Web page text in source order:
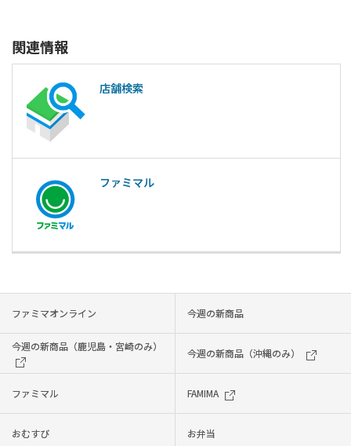
関連情報
店舗検索
ファミマル
ファミマオンライン 今週の新商品
今週の新商品（鹿児島・宮崎のみ）
今週の新商品（沖縄のみ）
ファミマル FAMIMA
おむすび お弁当